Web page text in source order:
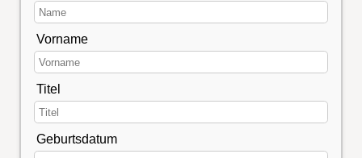
Vorname
Titel
Geburtsdatum